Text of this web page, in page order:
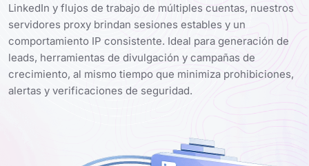
LinkedIn y flujos de trabajo de múltiples cuentas, nuestros
servidores proxy brindan sesiones estables y un
comportamiento IP consistente. Ideal para generación de
leads, herramientas de divulgación y campañas de
crecimiento, al mismo tiempo que minimiza prohibiciones,
alertas y verificaciones de seguridad.